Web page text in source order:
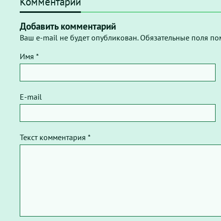
Добавить комментарий
Ваш e-mail не будет опубликован. Обязательные поля
Имя *
E-mail
Текст комментария *